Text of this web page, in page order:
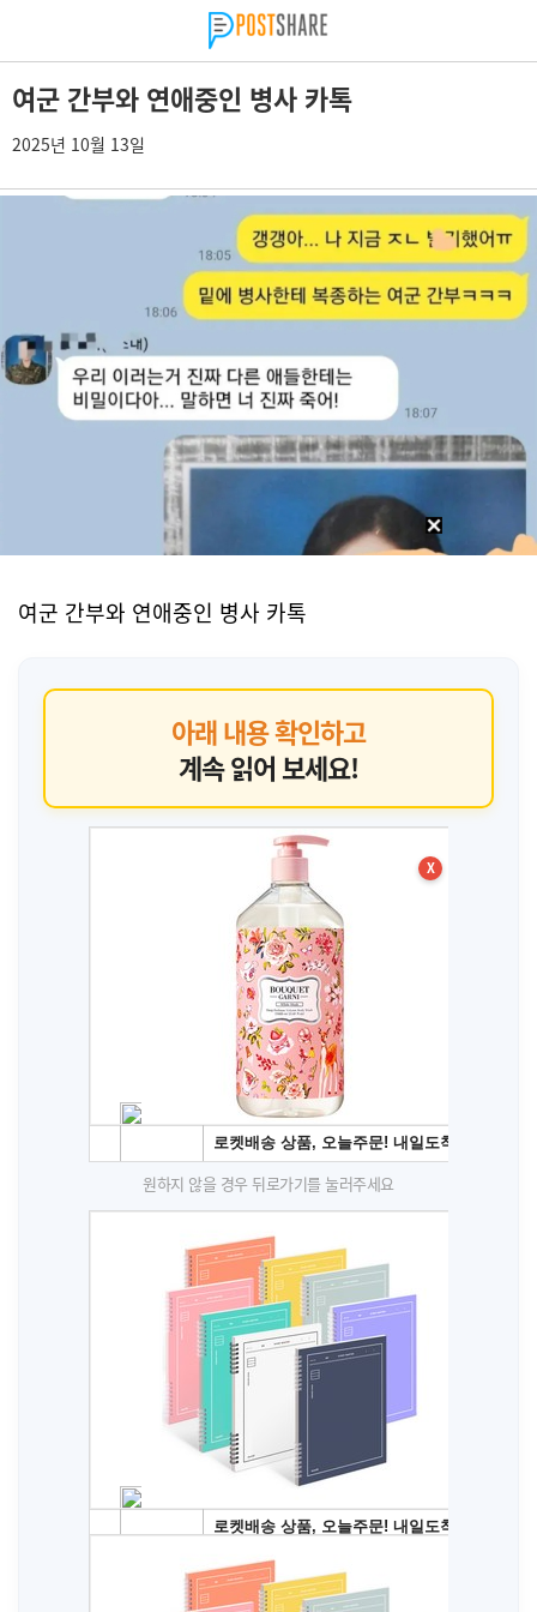
여군 간부와 연애중인 병사 카톡
2025년 10월 13일
여군 간부와 연애중인 병사 카톡
아래 내용 확인하고
계속 읽어 보세요!
X
원하지 않을 경우 뒤로가기를 눌러주세요